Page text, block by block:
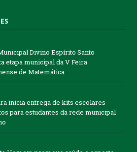
Divino Espírito Santo
etapa municipal da V Feira
de Matemática
inicia entrega de kits escolares
para estudantes da rede municipal